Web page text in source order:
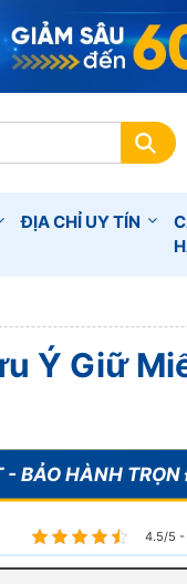
ĐỊA CHỈ UY TÍN
Ý Giữ
4.5/5 -